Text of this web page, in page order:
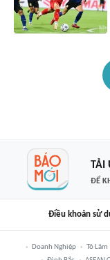
TẢI
ĐỂ
Điều khoản sử
Doanh Nghiệp Tô Lâm